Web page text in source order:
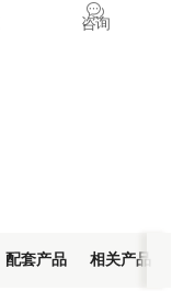
咨询
配套产品 相关产品